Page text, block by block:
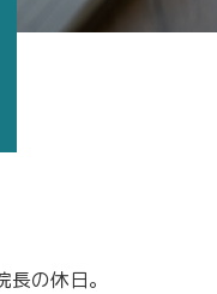
の休日。